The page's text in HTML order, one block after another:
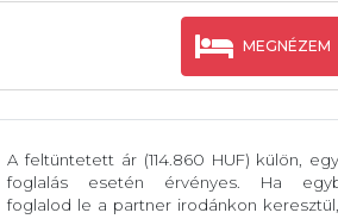
MEGNÉZEM
A feltüntetett ár (114.860 HUF) külön,
foglalás esetén érvényes. Ha
foglalod le a partner irodánkon